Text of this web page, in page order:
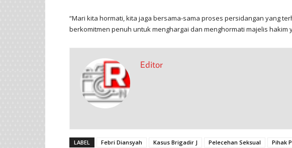
“Mari kita hormati, kita jaga bersama-sama proses persidangan yang
berkomitmen penuh untuk menghargai dan menghormati majelis hakim
Editor
LABEL Febri Diansyah Kasus Brigadir J Pelecehan Seksual Pihak